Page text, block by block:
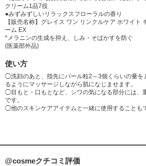
カラメル
※;有効成分 無印;その他の成分
クリーム1品7役
●みずみずしいリラックスフローラルの香り
【販売名称】グレイス ワン リンクルケア ホワイト
ーム EX
*メラニンの生成を抑え、しみ・そばかすを防ぐ
(医薬部外品)
使い方
◯洗顔のあと、指先にパール粒2～3個くらいの量を
るようにマッサージしながら肌になじませます。
◯目もと・口もとなど、シワの気になる部分には、
です。
◯他のスキンケアアイテムと一緒に使用することも
@cosmeクチコミ評価